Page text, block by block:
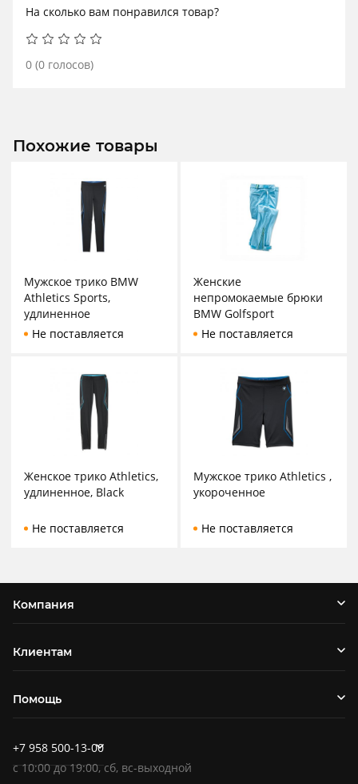
На сколько вам понравился товар?
0 (0 голосов)
Похожие товары
Мужское трико BMW
Athletics Sports,
удлиненное
Не поставляется
Женские
непромокаемые брюки
BMW Golfsport
Не поставляется
Женское трико Athletics,
удлиненное, Black
Не поставляется
Мужское трико Athletics ,
укороченное
Не поставляется
Компания
Клиентам
Помощь
+7 958 500-13-00
c10:00до19:00, сб, вс-выходной